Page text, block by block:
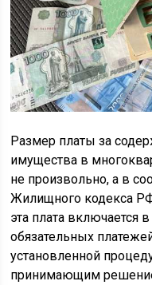
Размер платы за
имущества в
не произвольно, а в
Жилищного кодекса
эта плата включается
обязательных
установленной
принимающим